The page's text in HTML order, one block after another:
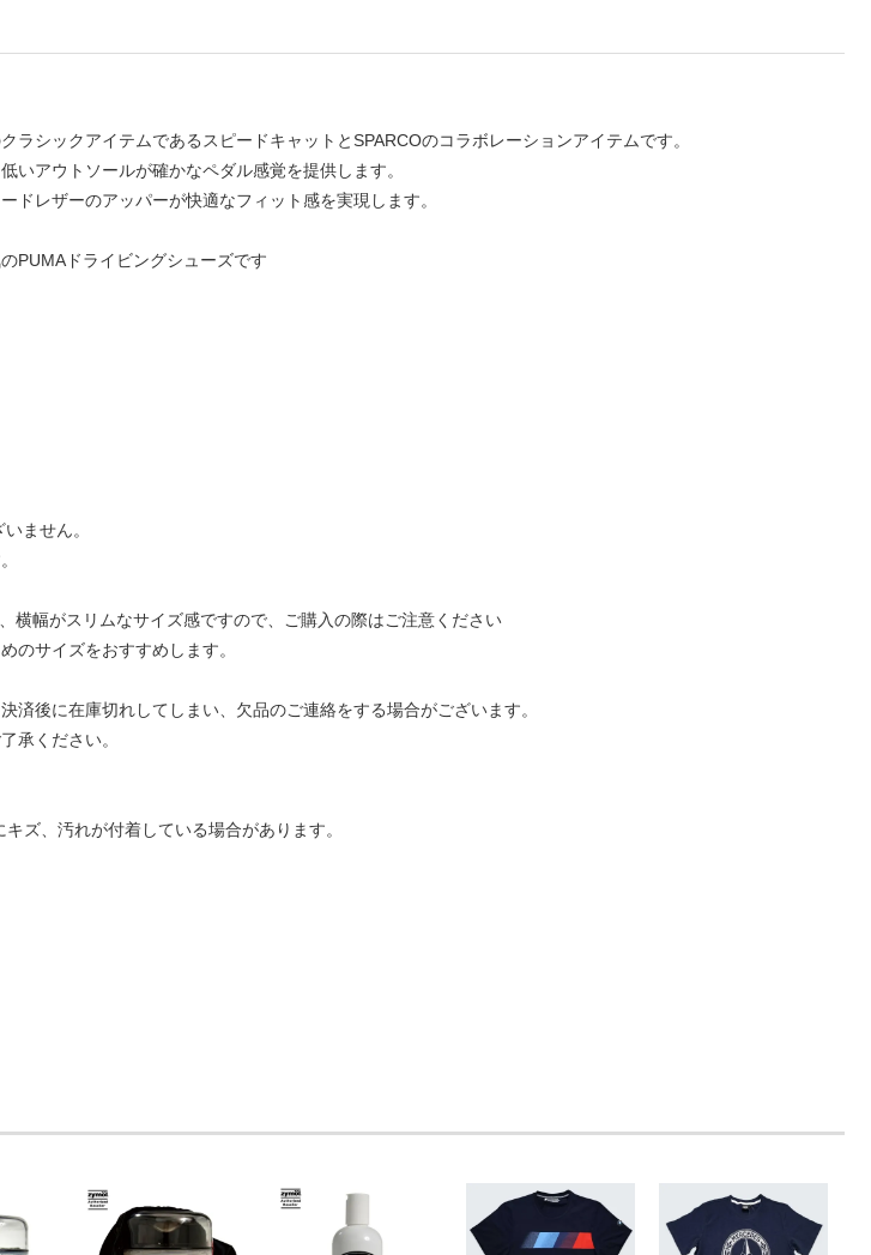
ラシックアイテムであるスピードキャットとSPARCOのコラボレーションアイテムです。
いアウトソールが確かなペダル感覚を提供します。
ドレザーのアッパーが快適なフィット感を実現します。
PUMAドライビングシューズです
ません。
横幅がスリムなサイズ感ですので、ご購入の際はご注意ください
のサイズをおすすめします。
済後に在庫切れしてしまい、欠品のご連絡をする場合がございます。
承ください。
ズ、汚れが付着している場合があります。